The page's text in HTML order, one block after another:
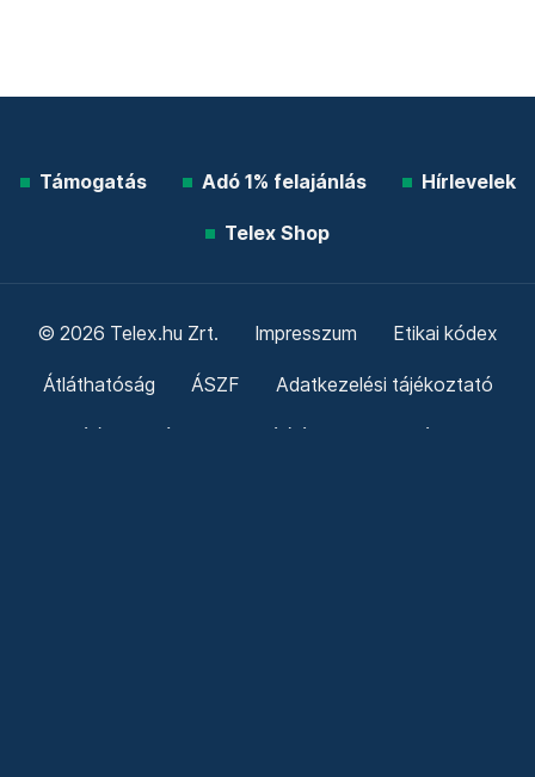
Támogatás Adó 1% felajánlás Hírlevelek
Telex Shop
© 2026 Telex.hu Zrt. Impresszum Etikai kódex
Átláthatóság ÁSZF Adatkezelési tájékoztató